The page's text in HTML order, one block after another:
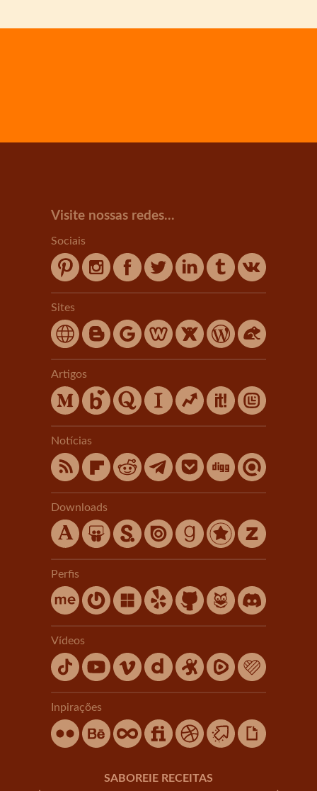
Visite nossas redes...
Sociais
Sites
Artigos
Notícias
Downloads
Perfis
Vídeos
Inpirações
SABOREIE RECEITAS